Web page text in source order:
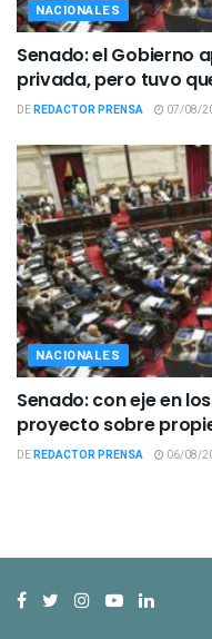
NACIONALES
Senado: el Gobierno
privada, pero tuvo
DEREDACTOR PRENSA 07/08/
NACIONALES
Senado: con eje en
proyecto sobre
DEREDACTOR PRENSA 06/08/